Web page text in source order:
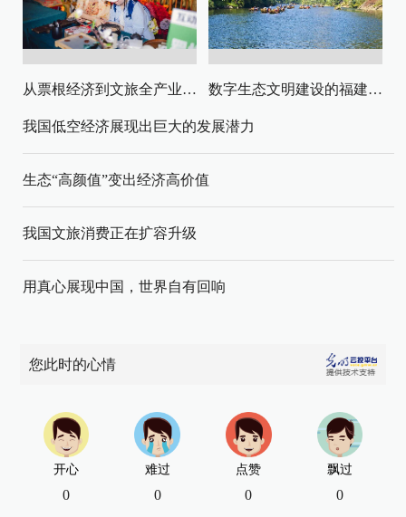
从票根经济到文旅全产业链升级 数字生态文明建设的福建路径与启示
我国低空经济展现出巨大的发展潜力
生态“高颜值”变出经济高价值
我国文旅消费正在扩容升级
用真心展现中国，世界自有回响
您此时的心情
开心
0
难过
0
点赞
0
飘过
0